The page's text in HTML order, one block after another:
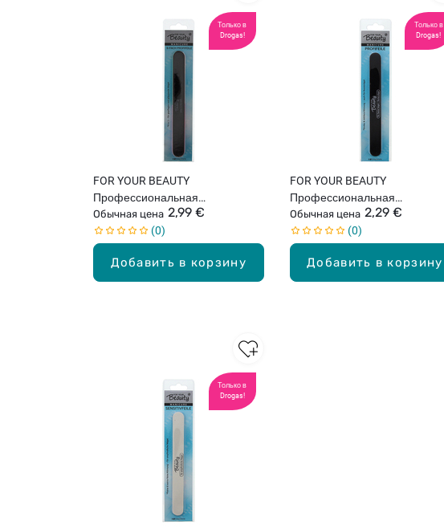
Только в
Drogas!
Добавить в корзину
FOR YOUR BEAUTY
Профессиональная
маникюрная пилочка с
шестикратным воздействием
Обычная цена 2,99 €
0
Только в
Drogas!
Добавить в корзину
FOR YOUR BEAUTY
Профессиональная
маникюрная пилочка
Обычная цена 2,29 €
0
Только в
Drogas!